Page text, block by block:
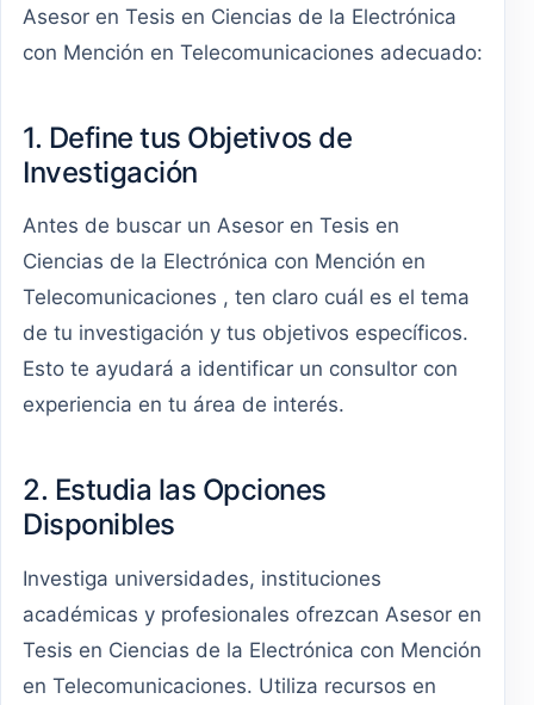
Asesor en Tesis en Ciencias de la Electrónica
con Mención en Telecomunicaciones adecuado:
1. Define tus Objetivos de
Investigación
Antes de buscar un Asesor en Tesis en
Ciencias de la Electrónica con Mención en
Telecomunicaciones , ten claro cuál es el tema
de tu investigación y tus objetivos específicos.
Esto te ayudará a identificar un consultor con
experiencia en tu área de interés.
2. Estudia las Opciones
Disponibles
Investiga universidades, instituciones
académicas y profesionales ofrezcan Asesor en
Tesis en Ciencias de la Electrónica con Mención
en Telecomunicaciones. Utiliza recursos en